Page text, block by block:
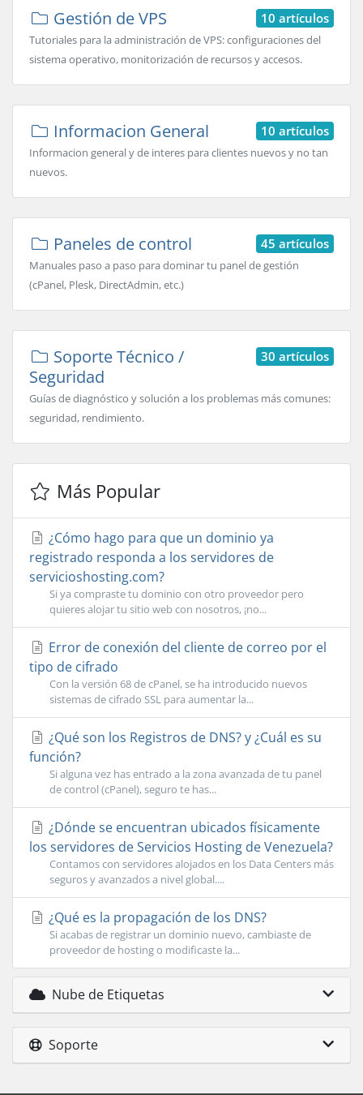
10 artículos
Gestión de VPS
Tutoriales para la administración de VPS: configuraciones del
sistema operativo, monitorización de recursos y accesos.
10 artículos
Informacion General
Informacion general y de interes para clientes nuevos y no tan
nuevos.
45 artículos
Paneles de control
Manuales paso a paso para dominar tu panel de gestión
(cPanel, Plesk, DirectAdmin, etc.)
30 artículos
Soporte Técnico /
Seguridad
Guías de diagnóstico y solución a los problemas más comunes:
seguridad, rendimiento.
Más Popular
¿Cómo hago para que un dominio ya
registrado responda a los servidores de
servicioshosting.com?
Si ya compraste tu dominio con otro proveedor pero
quieres alojar tu sitio web con nosotros, ¡no...
Error de conexión del cliente de correo por el
tipo de cifrado
Con la versión 68 de cPanel, se ha introducido nuevos
sistemas de cifrado SSL para aumentar la...
¿Qué son los Registros de DNS? y ¿Cuál es su
función?
Si alguna vez has entrado a la zona avanzada de tu panel
de control (cPanel), seguro te has...
¿Dónde se encuentran ubicados fí­sicamente
los servidores de Servicios Hosting de Venezuela?
Contamos con servidores alojados en los Data Centers más
seguros y avanzados a nivel global....
¿Qué es la propagación de los DNS?
Si acabas de registrar un dominio nuevo, cambiaste de
proveedor de hosting o modificaste la...
Nube de Etiquetas
Soporte